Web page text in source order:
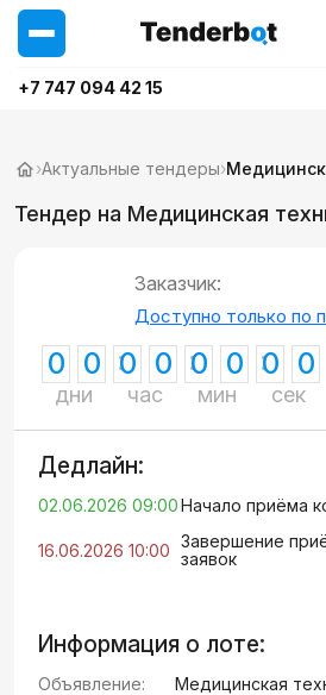
+7 747 094 42 15
›Актуальные тендеры›
Тендер на Медицинская
Заказчик:
Доступно только по
0 0
дни
0 0
час
0 0
мин
0 0
сек
Дедлайн:
02.06.2026 09:00Начало приёма
16.06.2026 10:00 Завершение
заявок
Информация о лоте:
Объявление:
Медицинская